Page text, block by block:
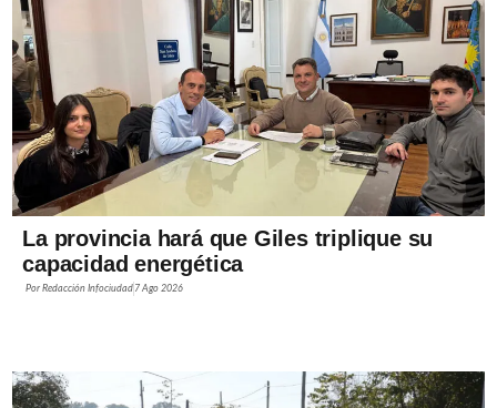
La provincia hará que Giles triplique su
capacidad energética
PorRedacción Infociudad 7 Ago 2026